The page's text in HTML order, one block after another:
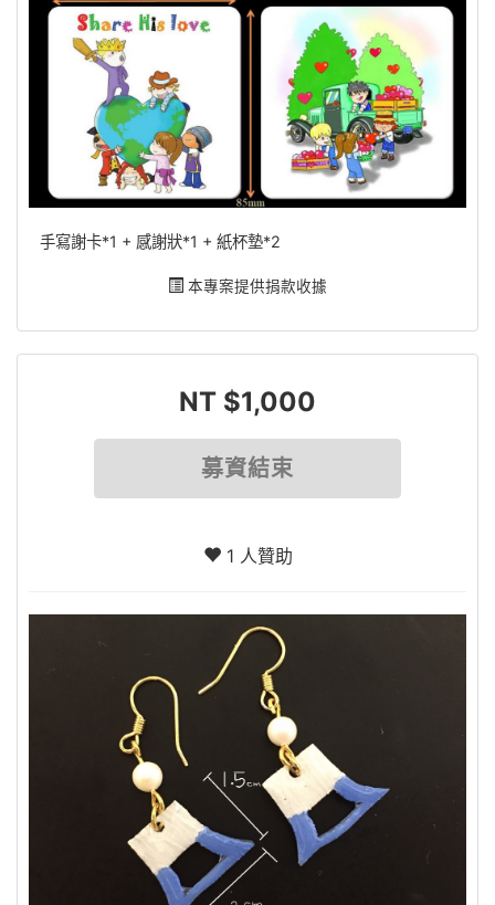
手寫謝卡*1 + 感謝狀*1 + 紙杯墊*2
本專案提供捐款收據
NT $1,000
募資結束
1 人贊助